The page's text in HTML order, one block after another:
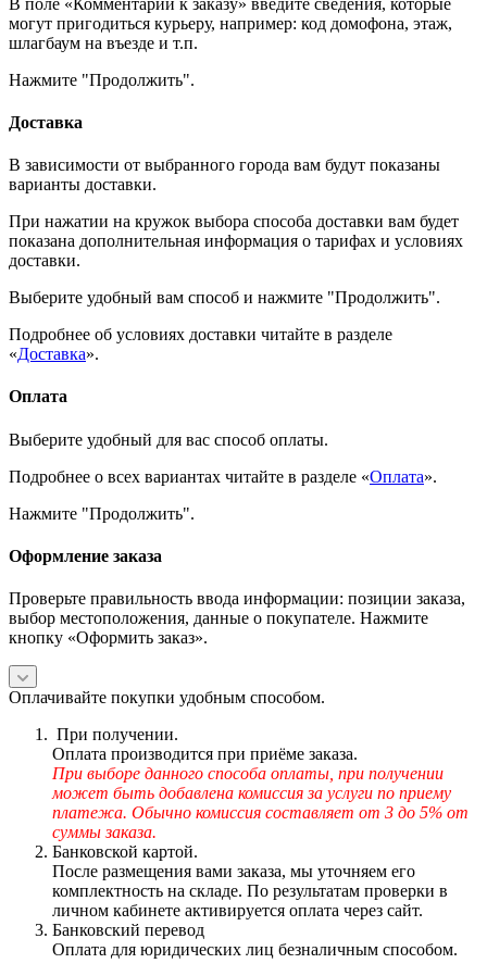
могут пригодиться курьеру, например: код домофона, этаж,
шлагбаум на въезде и т.п.
Нажмите "Продолжить".
Доставка
В зависимости от выбранного города вам будут показаны
варианты доставки.
При нажатии на кружок выбора способа доставки вам будет
показана дополнительная информация о тарифах и условиях
доставки.
Выберите удобный вам способ и нажмите "Продолжить".
Подробнее об условиях доставки читайте в разделе
«Доставка».
Оплата
Выберите удобный для вас способ оплаты.
Подробнее о всех вариантах читайте в разделе «Оплата».
Нажмите "Продолжить".
Оформление заказа
Проверьте правильность ввода информации: позиции заказа,
выбор местоположения, данные о покупателе. Нажмите
кнопку «Оформить заказ».
Оплачивайте покупки удобным способом.
При получении.
Оплата производится при приёме заказа.
При выборе данного способа оплаты, при получении
может быть добавлена комиссия за услуги по приему
платежа. Обычно комиссия составляет от 3 до 5% от
суммы заказа.
Банковской картой.
После размещения вами заказа, мы уточняем его
комплектность на складе. По результатам проверки в
личном кабинете активируется оплата через сайт.
Банковский перевод
Оплата для юридических лиц безналичным способом.